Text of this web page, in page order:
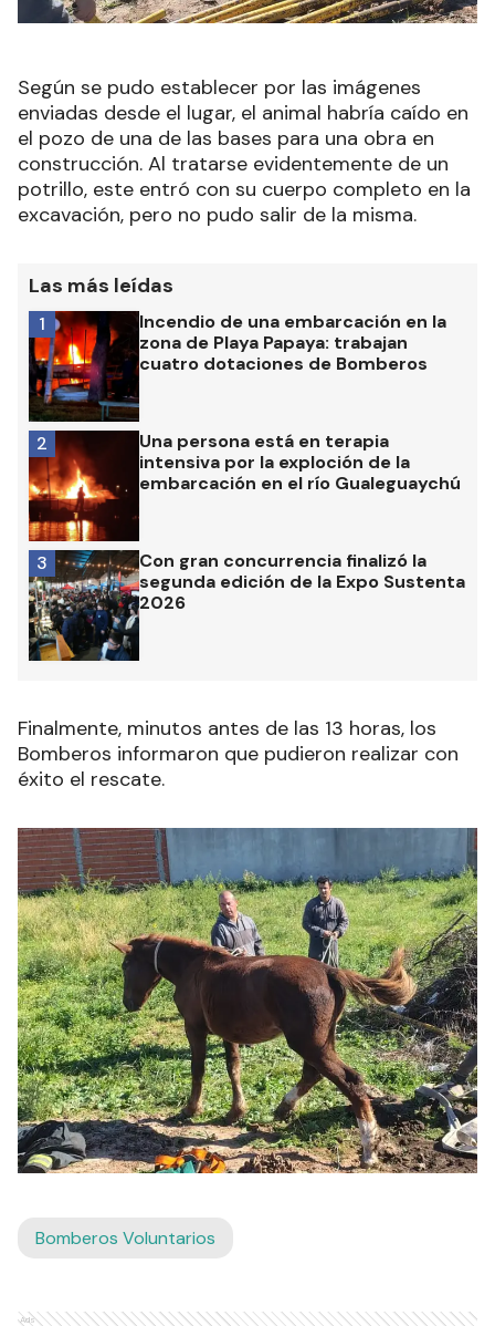
Según se pudo establecer por las imágenes
enviadas desde el lugar, el animal habría caído en
el pozo de una de las bases para una obra en
construcción. Al tratarse evidentemente de un
potrillo, este entró con su cuerpo completo en la
excavación, pero no pudo salir de la misma.
Las más leídas
Incendio de una embarcación en la
zona de Playa Papaya: trabajan
cuatro dotaciones de Bomberos
1
Una persona está en terapia
intensiva por la exploción de la
embarcación en el río Gualeguaychú
2
Con gran concurrencia finalizó la
segunda edición de la Expo Sustenta
2026
3
Finalmente, minutos antes de las 13 horas, los
Bomberos informaron que pudieron realizar con
éxito el rescate.
Bomberos Voluntarios
Ads